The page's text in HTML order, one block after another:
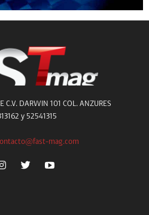
C.V. DARWIN 101 COL. ANZURES
y 52541315
mag.com